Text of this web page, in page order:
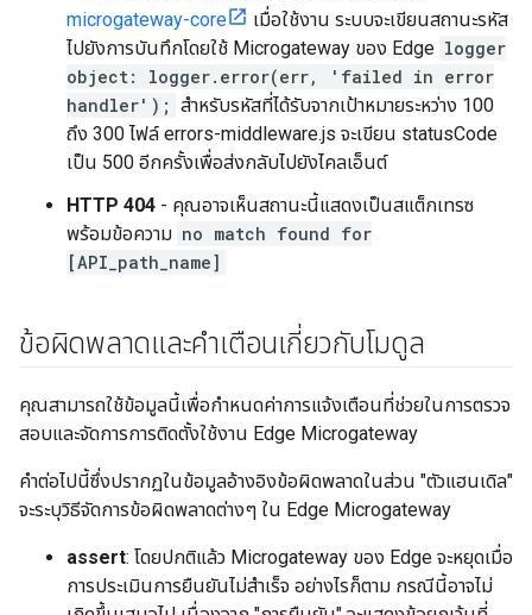
microgateway-core
เมื่อใช้งาน ระบบจะเขียนสถานะรหัส
ไปยังการบันทึกโดยใช้ Microgateway ของ Edge logger
object: logger.error(err, 'failed in error
handler'); สําหรับรหัสที่ได้รับจากเป้าหมายระหว่าง 100
ถึง 300 ไฟล์ errors-middleware.js จะเขียน statusCode
เป็น 500 อีกครั้งเพื่อส่งกลับไปยังไคลเอ็นต์
HTTP 404 - คุณอาจเห็นสถานะนี้แสดงเป็นสแต็กเทรซ
พร้อมข้อความ no match found for
[API_path_name]
ข้อผิดพลาดและคำเตือนเกี่ยวกับโมดูล
คุณสามารถใช้ข้อมูลนี้เพื่อกําหนดค่าการแจ้งเตือนที่ช่วยในการตรวจ
สอบและจัดการการติดตั้งใช้งาน Edge Microgateway
คําต่อไปนี้ซึ่งปรากฏในข้อมูลอ้างอิงข้อผิดพลาดในส่วน "ตัวแฮนเดิล"
จะระบุวิธีจัดการข้อผิดพลาดต่างๆ ใน Edge Microgateway
assert: โดยปกติแล้ว Microgateway ของ Edge จะหยุดเมื่อ
การประเมินการยืนยันไม่สําเร็จ อย่างไรก็ตาม กรณีนี้อาจไม่